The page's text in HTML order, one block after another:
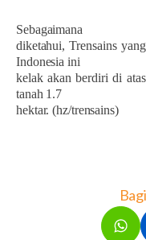
Sebagaimana
diketahui, Trensains
Indonesia ini
kelak akan berdiri di
tanah 1.7
hektar. (hz/trensains)